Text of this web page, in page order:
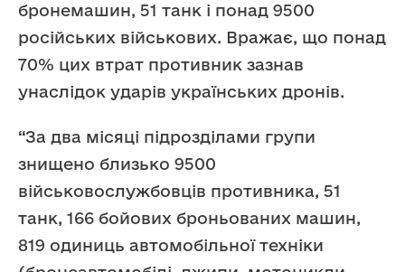
бронемашин, 51 танк і понад 9500
російських військових. Вражає, що понад
70% цих втрат противник зазнав
унаслідок ударів українських дронів.
“За два місяці підрозділами групи
знищено близько 9500
військовослужбовців противника, 51
танк, 166 бойових броньованих машин,
819 одиниць автомобільної техніки